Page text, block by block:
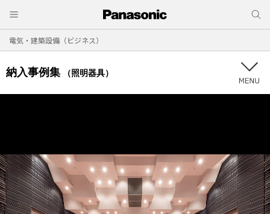
電気・建築設備（ビジネス）
納入事例集 （照明器具）